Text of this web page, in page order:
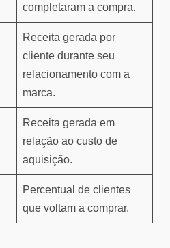
completaram a compra.
Receita gerada por
cliente durante seu
relacionamento com a
marca.
Receita gerada em
relação ao custo de
aquisição.
Percentual de clientes
que voltam a comprar.